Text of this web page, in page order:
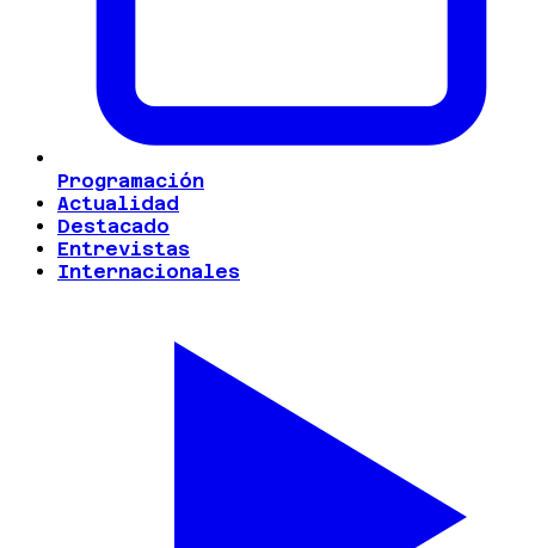
Programación
Actualidad
Destacado
Entrevistas
Internacionales